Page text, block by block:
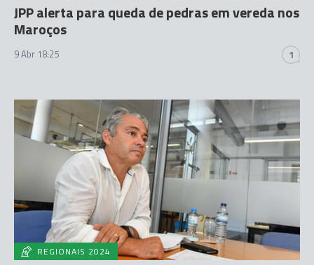
JPP alerta para queda de pedras em vereda nos
Maroços
9 Abr 18:25 1
REGIONAIS 2024